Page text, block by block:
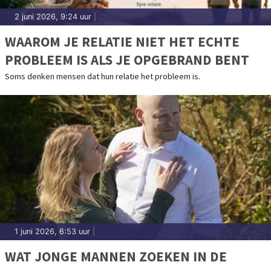
2 juni 2026, 9:24 uur
WAAROM JE RELATIE NIET HET ECHTE
PROBLEEM IS ALS JE OPGEBRAND BENT
Soms denken mensen dat hun relatie het probleem is.
1 juni 2026, 6:53 uur
WAT JONGE MANNEN ZOEKEN IN DE